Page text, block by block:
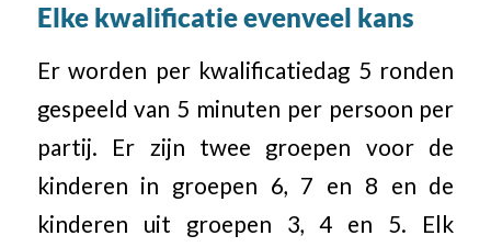
Elke kwalificatie evenveel kans
Er worden per kwalificatiedag 5 ronden
gespeeld van 5 minuten per persoon per
partij. Er zijn twee groepen voor de
kinderen in groepen 6, 7 en 8 en de
kinderen uit groepen 3, 4 en 5. Elk